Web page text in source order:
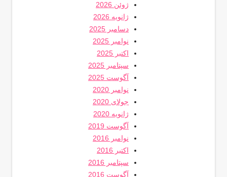
ژوئن 2026
ژانویه 2026
دسامبر 2025
نوامبر 2025
اکتبر 2025
سپتامبر 2025
آگوست 2025
نوامبر 2020
جولای 2020
ژانویه 2020
آگوست 2019
نوامبر 2016
اکتبر 2016
سپتامبر 2016
آگوست 2016